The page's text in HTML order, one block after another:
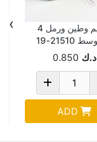
سلايم وطين ورمل 4
حبة وسط 21510-19
8819-3د.ك 0.850
ADD
›